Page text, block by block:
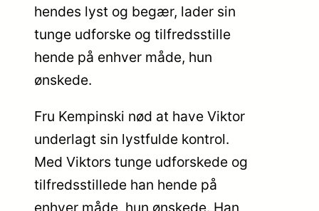
hendes lyst og begær, lader sin
tunge udforske og tilfredsstille
hende på enhver måde, hun
ønskede.
Fru Kempinski nød at have Viktor
underlagt sin lystfulde kontrol.
Med Viktors tunge udforskede og
tilfredsstillede han hende på